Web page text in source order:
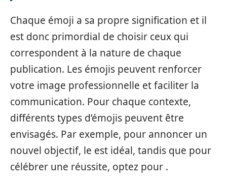
Chaque émoji a sa propre signification et il
est donc primordial de choisir ceux qui
correspondent à la nature de chaque
publication. Les émojis peuvent renforcer
votre image professionnelle et faciliter la
communication. Pour chaque contexte,
différents types d’émojis peuvent être
envisagés. Par exemple, pour annoncer un
nouvel objectif, le est idéal, tandis que pour
célébrer une réussite, optez pour .